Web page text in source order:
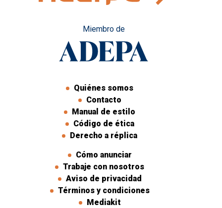
Miembro de
Quiénes somos
Contacto
Manual de estilo
Código de ética
Derecho a réplica
Cómo anunciar
Trabaje con nosotros
Aviso de privacidad
Términos y condiciones
Mediakit